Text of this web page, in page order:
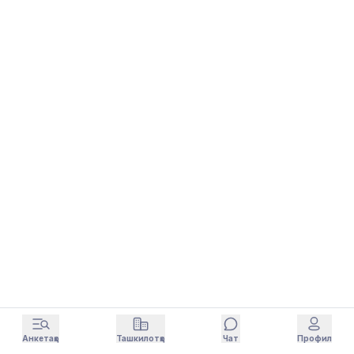
Анкетаҳо Ташкилотҳо Чат Профил